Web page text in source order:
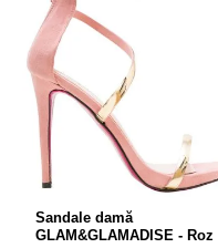
Sandale damă
GLAM&GLAMADISE - Roz